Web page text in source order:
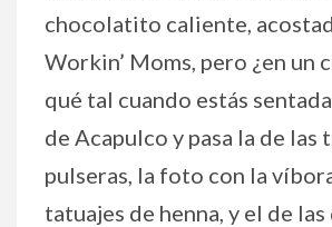
chocolatito caliente,
Workin’ Moms, pero ¿en un
qué tal cuando estás
de Acapulco y pasa la de las
pulseras, la foto con la
tatuajes de henna, y el de las